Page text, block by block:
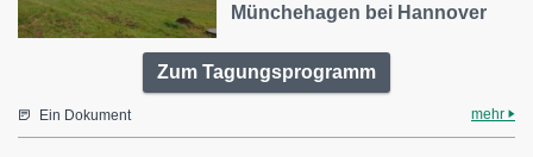
Münchehagen bei Hannover
Zum Tagungsprogramm
Ein Dokument mehr